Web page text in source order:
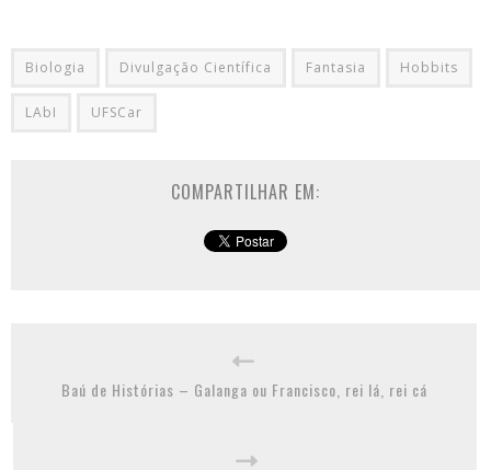
Biologia Divulgação Científica Fantasia Hobbits
LAbI UFSCar
COMPARTILHAR EM:
Baú de Histórias – Galanga ou Francisco, rei lá, rei cá